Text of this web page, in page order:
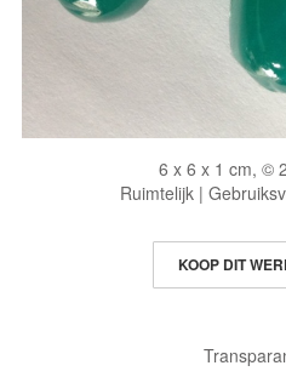
6 x 6 x 1 cm, ©
Ruimtelijk |
KOOP DIT